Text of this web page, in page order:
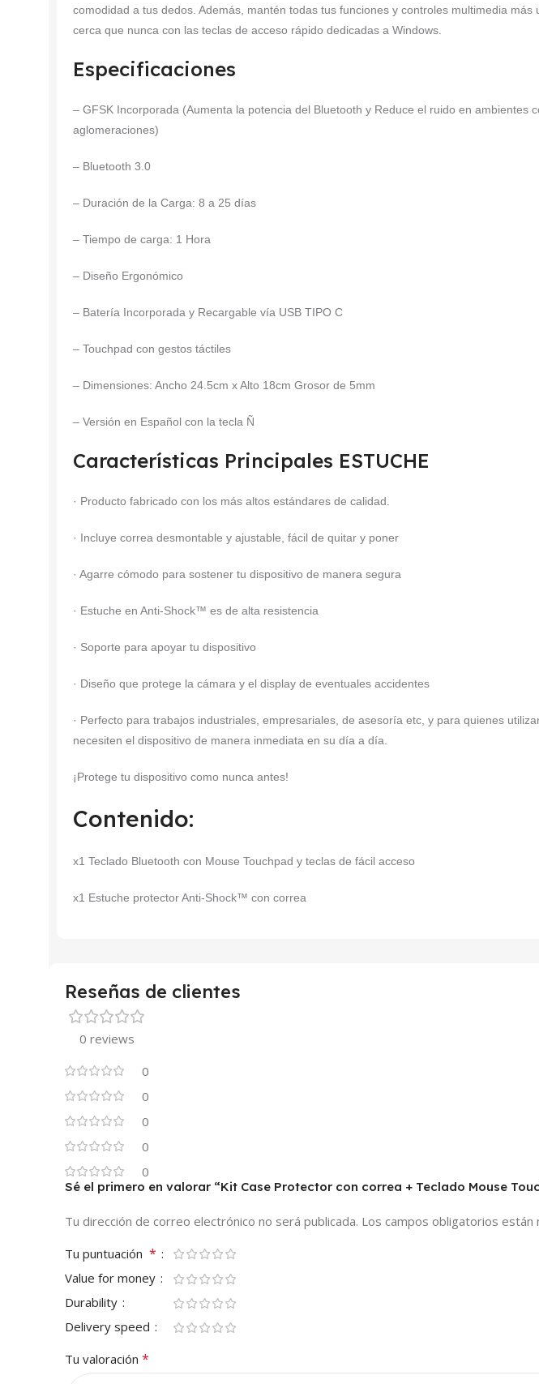
comodidad a tus dedos. Además, mantén todas tus funciones y controles multimedia más
cerca que nunca con las teclas de acceso rápido dedicadas a Windows.
Especificaciones
– GFSK Incorporada (Aumenta la potencia del Bluetooth y Reduce el ruido en ambientes
aglomeraciones)
– Bluetooth 3.0
– Duración de la Carga: 8 a 25 días
– Tiempo de carga: 1 Hora
– Diseño Ergonómico
– Batería Incorporada y Recargable vía USB TIPO C
– Touchpad con gestos táctiles
– Dimensiones: Ancho 24.5cm x Alto 18cm Grosor de 5mm
– Versión en Español con la tecla Ñ
Características Principales ESTUCHE
· Producto fabricado con los más altos estándares de calidad.
· Incluye correa desmontable y ajustable, fácil de quitar y poner
· Agarre cómodo para sostener tu dispositivo de manera segura
· Estuche en Anti-Shock™ es de alta resistencia
· Soporte para apoyar tu dispositivo
· Diseño que protege la cámara y el display de eventuales accidentes
· Perfecto para trabajos industriales, empresariales, de asesoría etc, y para quienes
necesiten el dispositivo de manera inmediata en su día a día.
¡Protege tu dispositivo como nunca antes!
Contenido:
x1 Teclado Bluetooth con Mouse Touchpad y teclas de fácil acceso
x1 Estuche protector Anti-Shock™ con correa
Reseñas de clientes
0 reviews
0
0
0
0
0
Sé el primero en valorar “Kit Case Protector con correa + Teclado Mouse
Tu dirección de correo electrónico no será publicada. Los campos obligatorios están
Tu puntuación *
Value for money
Durability
Delivery speed
Tu valoración *